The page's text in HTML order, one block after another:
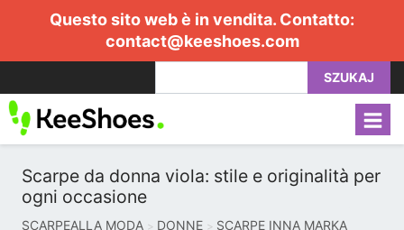
Questo sito web è in vendita. Contatto:
contact@keeshoes.com
SZUKAJ
Scarpe da donna viola: stile e originalità per
ogni occasione
SCARPEALLA MODA DONNE SCARPE INNA MARKA